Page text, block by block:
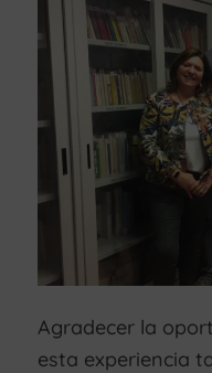
Agradecer la
esta experiencia